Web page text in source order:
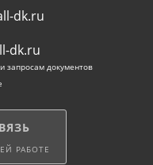
партнер:
мм), вся
компаний.
быстрая доставка.
веса,
dk.ru
dk.ru
запросам документов
РАБОТЕ